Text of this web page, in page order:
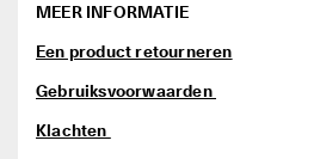
MEER INFORMATIE
Een product retourneren
Gebruiksvoorwaarden
Klachten